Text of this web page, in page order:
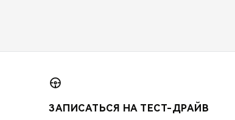
ЗАПИСАТЬСЯ НА ТЕСТ-ДРАЙВ